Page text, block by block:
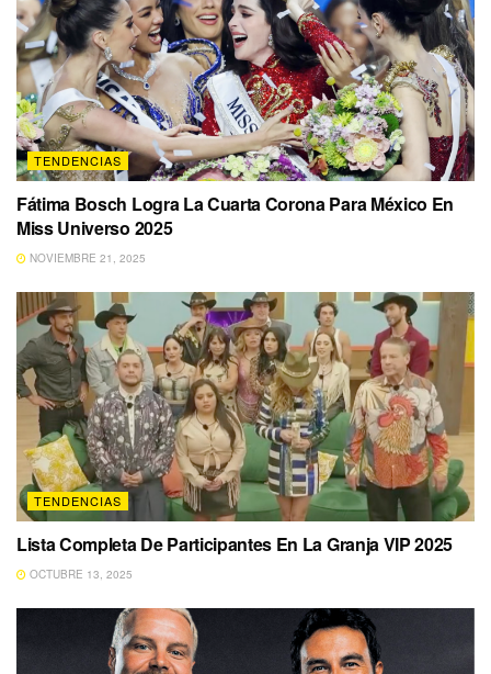
TENDENCIAS
Fátima Bosch Logra La Cuarta Corona Para México En
Miss Universo 2025
NOVIEMBRE 21, 2025
TENDENCIAS
Lista Completa De Participantes En La Granja VIP 2025
OCTUBRE 13, 2025